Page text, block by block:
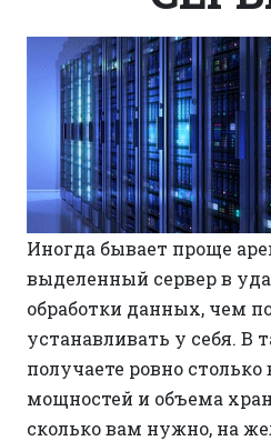
Иногда бывает проще
выделенный сервер в
обработки данных, чем
устанавливать у себя. В
получаете ровно
мощностей и объема
сколько вам нужно, на